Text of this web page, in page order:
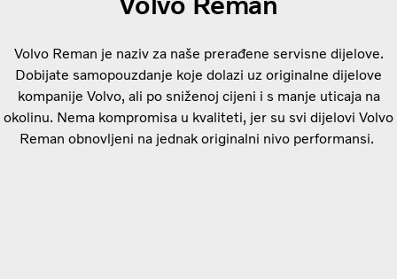
Volvo Reman je naziv za naše prerađene servisne dijelove.
Dobijate samopouzdanje koje dolazi uz originalne dijelove
kompanije Volvo, ali po sniženoj cijeni i s manje uticaja na
okolinu. Nema kompromisa u kvaliteti, jer su svi dijelovi Volvo
Reman obnovljeni na jednak originalni nivo performansi.